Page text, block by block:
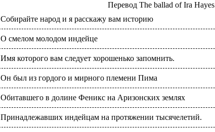
ПереводThe ballad of Ira Hayes
Собирайте народ и я расскажу вам историю
О смелом молодом индейце
Имя которого вам следует хорошенько запомнить.
Он был из гордого и мирного племени Пима
Обитавшего в долине Феникс на Аризонских землях
Принадлежавших индейцам на протяжении тысячелетий.